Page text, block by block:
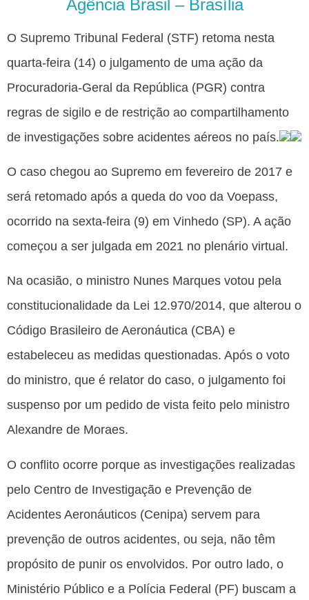
Agência Brasil – Brasília
O Supremo Tribunal Federal (STF) retoma nesta
quarta-feira (14) o julgamento de uma ação da
Procuradoria-Geral da República (PGR) contra
regras de sigilo e de restrição ao compartilhamento
de investigações sobre acidentes aéreos no país.
O caso chegou ao Supremo em fevereiro de 2017 e
será retomado após a queda do voo da Voepass,
ocorrido na sexta-feira (9) em Vinhedo (SP). A ação
começou a ser julgada em 2021 no plenário virtual.
Na ocasião, o ministro Nunes Marques votou pela
constitucionalidade da Lei 12.970/2014, que alterou o
Código Brasileiro de Aeronáutica (CBA) e
estabeleceu as medidas questionadas. Após o voto
do ministro, que é relator do caso, o julgamento foi
suspenso por um pedido de vista feito pelo ministro
Alexandre de Moraes.
O conflito ocorre porque as investigações realizadas
pelo Centro de Investigação e Prevenção de
Acidentes Aeronáuticos (Cenipa) servem para
prevenção de outros acidentes, ou seja, não têm
propósito de punir os envolvidos. Por outro lado, o
Ministério Público e a Polícia Federal (PF) buscam a